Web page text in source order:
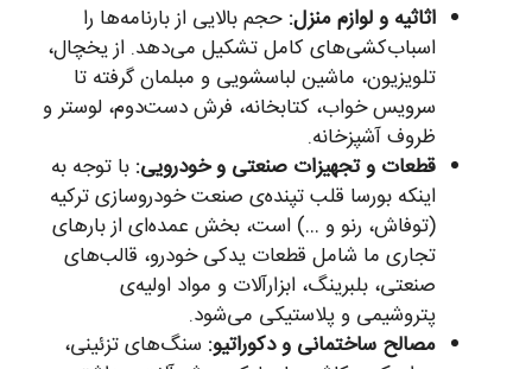
اثاثیه و لوازم منزل:حجم بالایی از بارنامه‌ها را
اسباب‌کشی‌های کامل تشکیل می‌دهد. از یخچال،
تلویزیون، ماشین لباسشویی و مبلمان گرفته تا
سرویس خواب، کتابخانه، فرش دست‌دوم، لوستر و
ظروف آشپزخانه.
قطعات و تجهیزات صنعتی و خودرویی:با توجه به
اینکه بورسا قلب تپنده‌ی صنعت خودروسازی ترکیه
(توفاش، رنو و …) است، بخش عمده‌ای از بارهای
تجاری ما شامل قطعات یدکی خودرو، قالب‌های
صنعتی، بلبرینگ، ابزارآلات و مواد اولیه‌ی
پتروشیمی و پلاستیکی می‌شود.
مصالح ساختمانی و دکوراتیو:سنگ‌های تزئینی،